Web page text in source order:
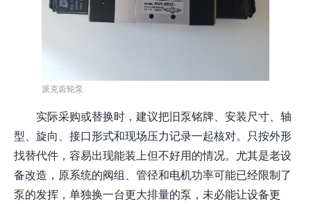
派克齿轮泵
实际采购或替换时，建议把旧泵铭牌、安装尺寸、轴
型、旋向、接口形式和现场压力记录一起核对。只按外形
找替代件，容易出现能装上但不好用的情况。尤其是老设
备改造，原系统的阀组、管径和电机功率可能已经限制了
泵的发挥，单独换一台更大排量的泵，未必能让设备更